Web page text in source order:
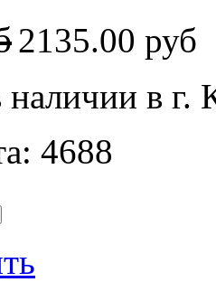
2135.00 руб
наличии в г.
4688